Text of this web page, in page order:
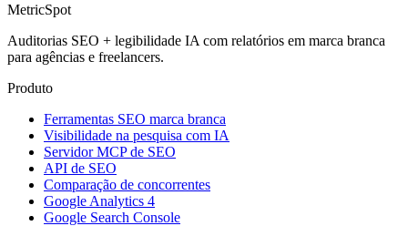
MetricSpot
Auditorias SEO + legibilidade IA com relatórios em marca branca
para agências e freelancers.
Produto
Ferramentas SEO marca branca
Visibilidade na pesquisa com IA
Servidor MCP de SEO
API de SEO
Comparação de concorrentes
Google Analytics 4
Google Search Console